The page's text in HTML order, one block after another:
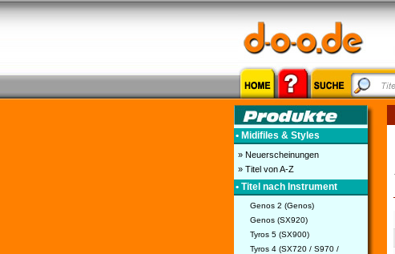
• Midifiles & Styles
» Neuerscheinungen
» Titel von A-Z
• Titel nach Instrument
Genos 2 (Genos)
Genos (SX920)
Tyros 5 (SX900)
Tyros 4 (SX720 / S970 /